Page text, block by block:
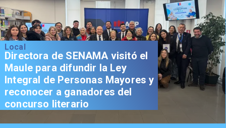
Local
Directora de SENAMA visitó el
Maule para difundir la Ley
Integral de Personas Mayores y
reconocer a ganadores del
concurso literario